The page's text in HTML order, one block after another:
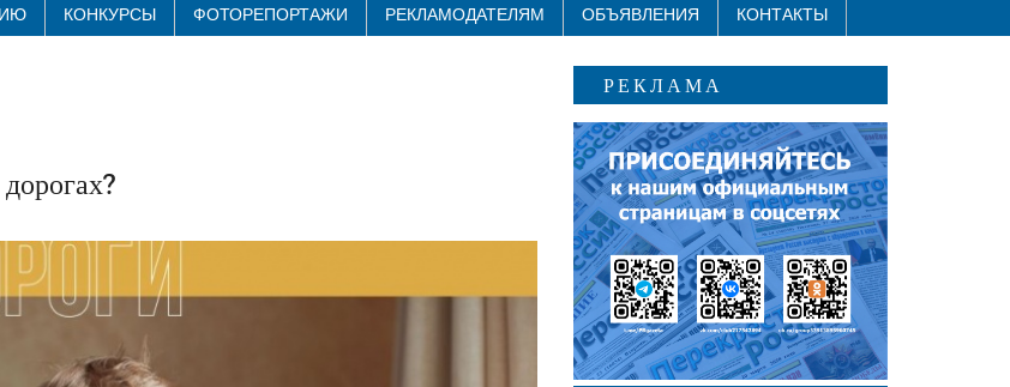
КОНКУРСЫ ФОТОРЕПОРТАЖИ РЕКЛАМОДАТЕЛЯМ ОБЪЯВЛЕНИЯ КОНТАКТЫ
РЕКЛАМА